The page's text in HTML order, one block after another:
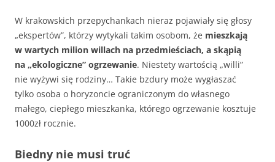
W krakowskich przepychankach nieraz pojawiały się głosy
„ekspertów”, którzy wytykali takim osobom, że mieszkają
w wartych milion willach na przedmieściach, a skąpią
na „ekologiczne” ogrzewanie. Niestety wartością „willi”
nie wyżywi się rodziny… Takie bzdury może wygłaszać
tylko osoba o horyzoncie ograniczonym do własnego
małego, ciepłego mieszkanka, którego ogrzewanie kosztuje
1000zł rocznie.
Biedny nie musi truć